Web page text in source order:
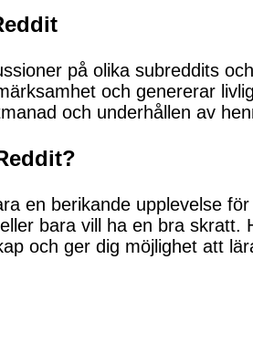
på olika subreddits
och genererar
och underhållen av
en berikande upplevelse
bara vill ha en bra skratt.
och ger dig möjlighet att